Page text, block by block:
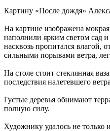
Картину «После дождя»
На картине изображена
наполнили ярким светом сад
насквозь пропитался влагой,
сильными порывами ветра,
На столе стоит стеклянная
последствия налетевшего
Густые деревья обнимают
полную силу.
Художнику удалось не только